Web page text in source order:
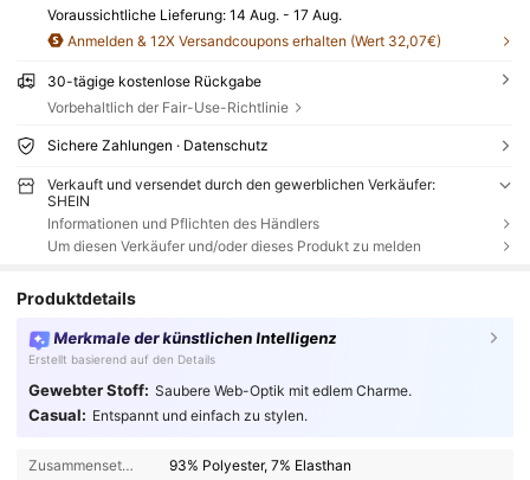
Voraussichtliche Lieferung: 14 Aug. - 17 Aug.
Anmelden & 12X Versandcoupons erhalten (Wert 32,07€)
30-tägige kostenlose Rückgabe
Vorbehaltlich der Fair-Use-Richtlinie
Sichere Zahlungen · Datenschutz
Verkauft und versendet durch den gewerblichen Verkäufer:
SHEIN
Informationen und Pflichten des Händlers
Um diesen Verkäufer und/oder dieses Produkt zu melden
Produktdetails
Merkmale der künstlichen Intelligenz
Erstellt basierend auf den Details
Gewebter Stoff: Saubere Web-Optik mit edlem Charme.
Casual: Entspannt und einfach zu stylen.
Zusammensetzung: 93% Polyester, 7% Elasthan